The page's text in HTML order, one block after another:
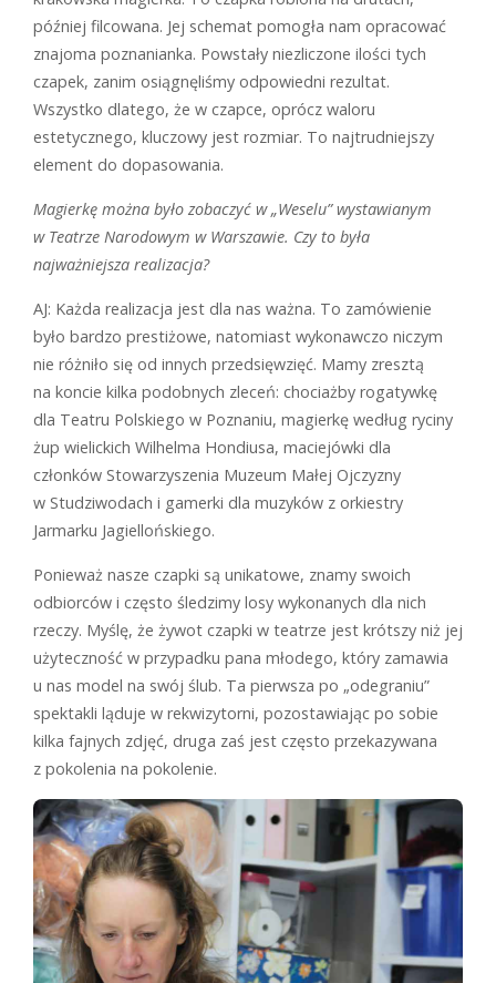
później filcowana. Jej schemat pomogła nam opracować
znajoma poznanianka. Powstały niezliczone ilości tych
czapek, zanim osiągnęliśmy odpowiedni rezultat.
Wszystko dlatego, że w czapce, oprócz waloru
estetycznego, kluczowy jest rozmiar. To najtrudniejszy
element do dopasowania.
Magierkę można było zobaczyć w „Weselu” wystawianym
w Teatrze Narodowym w Warszawie. Czy to była
najważniejsza realizacja?
AJ: Każda realizacja jest dla nas ważna. To zamówienie
było bardzo prestiżowe, natomiast wykonawczo niczym
nie różniło się od innych przedsięwzięć. Mamy zresztą
na koncie kilka podobnych zleceń: chociażby rogatywkę
dla Teatru Polskiego w Poznaniu, magierkę według ryciny
żup wielickich Wilhelma Hondiusa, maciejówki dla
członków Stowarzyszenia Muzeum Małej Ojczyzny
w Studziwodach i gamerki dla muzyków z orkiestry
Jarmarku Jagiellońskiego.
Ponieważ nasze czapki są unikatowe, znamy swoich
odbiorców i często śledzimy losy wykonanych dla nich
rzeczy. Myślę, że żywot czapki w teatrze jest krótszy niż jej
użyteczność w przypadku pana młodego, który zamawia
u nas model na swój ślub. Ta pierwsza po „odegraniu”
spektakli ląduje w rekwizytorni, pozostawiając po sobie
kilka fajnych zdjęć, druga zaś jest często przekazywana
z pokolenia na pokolenie.